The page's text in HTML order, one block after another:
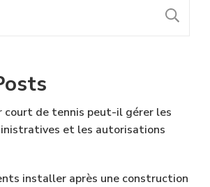
court de tennis peut-il gérer les
et les autorisations
installer après une construction